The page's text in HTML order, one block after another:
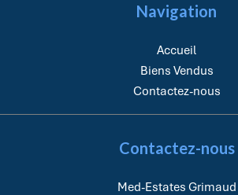
Navigation
Accueil
Biens Vendus
Contactez-nous
Contactez-nous
Med-Estates Grimaud